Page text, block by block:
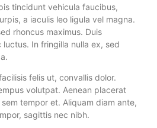
tincidunt vehicula faucibus,
a iaculis leo ligula vel magna.
rhoncus maximus. Duis
In fringilla nulla ex, sed
felis ut, convallis dolor.
volutpat. Aenean placerat
tempor et. Aliquam diam ante,
sagittis nec nibh.